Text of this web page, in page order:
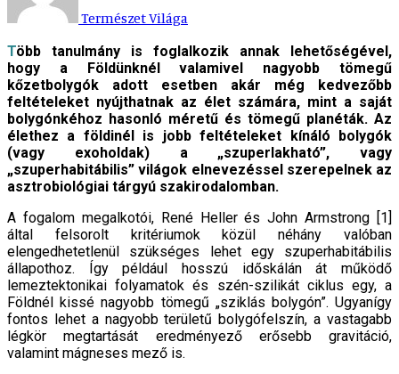
Természet Világa
Több tanulmány is foglalkozik annak lehetőségével,
hogy a Földünknél valamivel nagyobb tömegű
kőzetbolygók adott esetben akár még kedvezőbb
feltételeket nyújthatnak az élet számára, mint a saját
bolygónkéhoz hasonló méretű és tömegű planéták. Az
élethez a földinél is jobb feltételeket kínáló bolygók
(vagy exoholdak) a „szuperlakható”, vagy
„szuperhabitábilis” világok elnevezéssel szerepelnek az
asztrobiológiai tárgyú szakirodalomban.
A fogalom megalkotói, René Heller és John Armstrong [1]
által felsorolt kritériumok közül néhány valóban
elengedhetetlenül szükséges lehet egy szuperhabitábilis
állapothoz. Így például hosszú időskálán át működő
lemeztektonikai folyamatok és szén-szilikát ciklus egy, a
Földnél kissé nagyobb tömegű „sziklás bolygón”. Ugyanígy
fontos lehet a nagyobb területű bolygófelszín, a vastagabb
légkör megtartását eredményező erősebb gravitáció,
valamint mágneses mező is.